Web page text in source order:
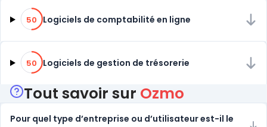
50% de compatibilité
50 Logiciels de comptabilité en ligne
50% de compatibilité
50 Logiciels de gestion de trésorerie
Tout savoir sur Ozmo
Pour quel type d’entreprise ou d’utilisateur est-il le